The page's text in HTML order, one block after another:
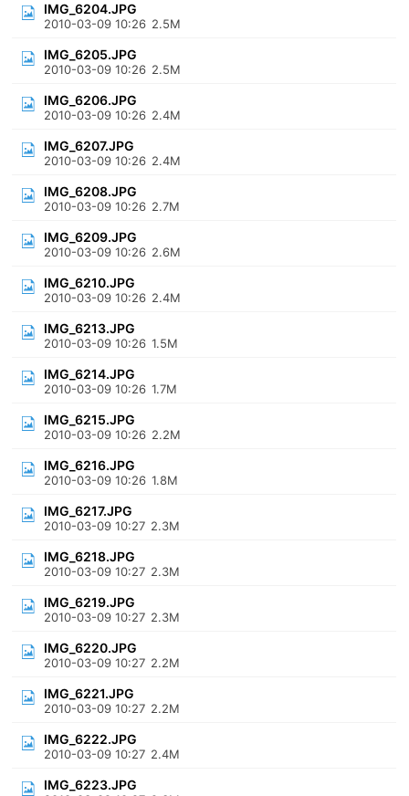
IMG_6204.JPG
2010-03-09 10:26 2.5M
IMG_6205.JPG
2010-03-09 10:26 2.5M
IMG_6206.JPG
2010-03-09 10:26 2.4M
IMG_6207.JPG
2010-03-09 10:26 2.4M
IMG_6208.JPG
2010-03-09 10:26 2.7M
IMG_6209.JPG
2010-03-09 10:26 2.6M
IMG_6210.JPG
2010-03-09 10:26 2.4M
IMG_6213.JPG
2010-03-09 10:26 1.5M
IMG_6214.JPG
2010-03-09 10:26 1.7M
IMG_6215.JPG
2010-03-09 10:26 2.2M
IMG_6216.JPG
2010-03-09 10:26 1.8M
IMG_6217.JPG
2010-03-09 10:27 2.3M
IMG_6218.JPG
2010-03-09 10:27 2.3M
IMG_6219.JPG
2010-03-09 10:27 2.3M
IMG_6220.JPG
2010-03-09 10:27 2.2M
IMG_6221.JPG
2010-03-09 10:27 2.2M
IMG_6222.JPG
2010-03-09 10:27 2.4M
IMG_6223.JPG